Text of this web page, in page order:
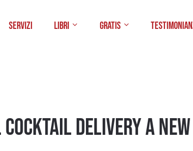
Servizi Libri Gratis
Delivery a